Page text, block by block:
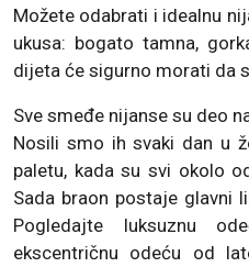
Možete odabrati i idealnu
ukusa: bogato tamna,
dijeta će sigurno morati da
Sve smeđe nijanse su deo
Nosili smo ih svaki dan u
paletu, kada su svi okolo
Sada braon postaje glavni
Pogledajte luksuznu
ekscentričnu odeću od